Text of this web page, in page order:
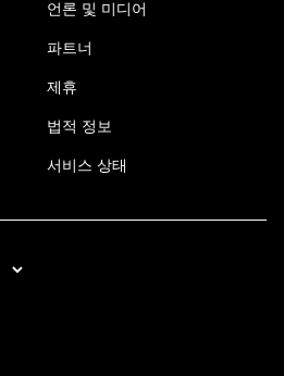
언론 및 미디어
파트너
제휴
법적 정보
서비스 상태